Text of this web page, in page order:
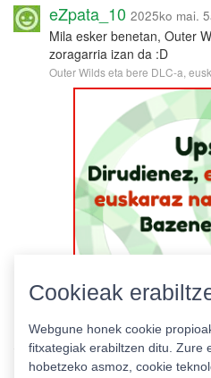
eZpata_10 2025ko mai.
Mila esker benetan, Outer
zoragarria izan da :D
Outer Wilds eta bere DLC-a,
Cookieak
Webgune honek cookie
fitxategiak erabiltzen ditu. Zure
hobetzeko asmoz, cookie